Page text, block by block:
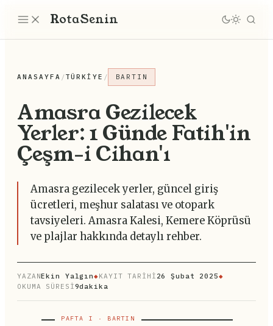
RotaSenin
ANASAYFA /TÜRKIYE / BARTIN
Amasra Gezilecek
Yerler: 1 Günde Fatih'in
Çeşm-i Cihan'ı
Amasra gezilecek yerler, güncel giriş
ücretleri, meşhur salatası ve otopark
tavsiyeleri. Amasra Kalesi, Kemere Köprüsü
ve plajlar hakkında detaylı rehber.
YAZANEkin Yalgın◆KAYIT TARİHİ 26 Şubat 2025◆
OKUMA SÜRESİ9dakika
PAFTA I · BARTIN